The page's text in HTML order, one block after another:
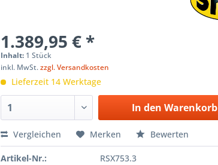
1.389,95 € *
Inhalt: 1 Stück
inkl. MwSt.zzgl. Versandkosten
Lieferzeit 14 Werktage
In den Warenkorb
Vergleichen Merken Bewerten
Artikel-Nr.:
RSX753.3